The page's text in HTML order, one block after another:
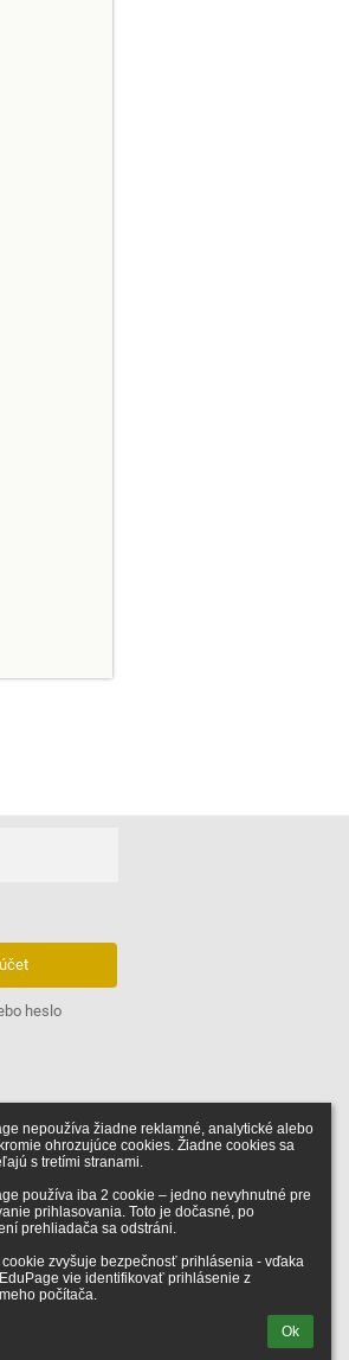
nepoužíva žiadne reklamné, analytické alebo
ohrozujúce cookies. Žiadne cookies sa
s tretími stranami.
používa iba 2 cookie – jedno nevyhnutné pre
prihlasovania. Toto je dočasné, po
prehliadača sa odstráni.
cookie zvyšuje bezpečnosť prihlásenia - vďaka
vie identifikovať prihlásenie z
počítača.
Ok
heslo